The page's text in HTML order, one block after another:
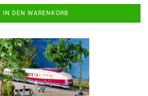
IN DEN WARENKORB